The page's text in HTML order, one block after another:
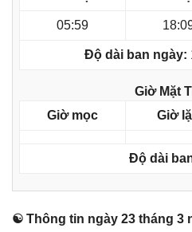
05:59
Độ dài ban ngày:
Giờ Mặt
Giờ mọc
Giờ
Độ dài
☯ Thônɡ tin ngày 23 thánɡ 3